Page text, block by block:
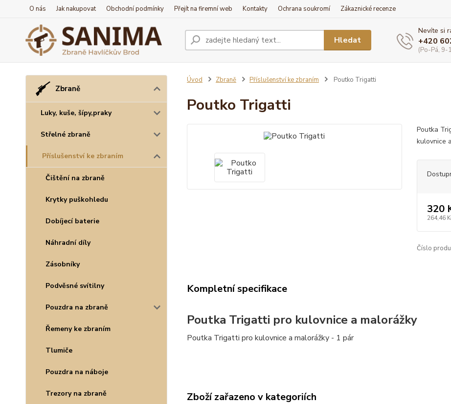
O nás Jak nakupovat Obchodní podmínky Přejít na firemní web Kontakty Ochrana soukromí Zákaznické recenze
Hledat
Nevíte si
+420
(Po-Pá, 9-
Zbraně
Luky, kuše, šípy,praky
Střelné zbraně
Příslušenství ke zbraním
Čištění na zbraně
Krytky puškohledu
Dobíjecí baterie
Náhradní díly
Zásobníky
Podvěsné svítilny
Pouzdra na zbraně
Řemeny ke zbraním
Tlumiče
Pouzdra na náboje
Trezory na zbraně
Úvod Zbraně Příslušenství ke zbraním Poutko Trigatti
Poutko Trigatti
Poutka
kulovnice
320
264,46
Číslo
Kompletní specifikace
Poutka Trigatti pro kulovnice a malorážky
Poutka Trigatti pro kulovnice a malorážky - 1 pár
Zboží zařazeno v kategoriích